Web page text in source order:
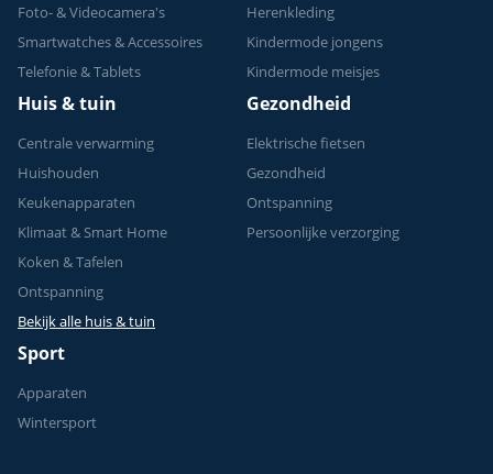
Foto- & Videocamera's
Smartwatches & Accessoires
Telefonie & Tablets
Herenkleding
Kindermode jongens
Kindermode meisjes
Huis & tuin
Centrale verwarming
Huishouden
Keukenapparaten
Klimaat & Smart Home
Koken & Tafelen
Ontspanning
Bekijk alle huis & tuin
Gezondheid
Elektrische fietsen
Gezondheid
Ontspanning
Persoonlijke verzorging
Sport
Apparaten
Wintersport